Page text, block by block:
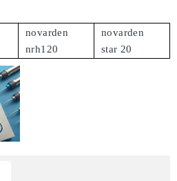
novarden
nrh120
novarden
star 20